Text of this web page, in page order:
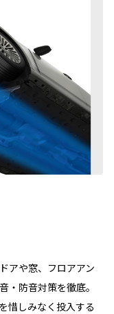
アや窓、フロアアン
・防音対策を徹底。
惜しみなく投入する